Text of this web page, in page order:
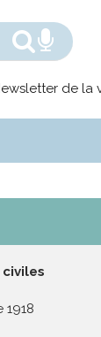
de la
civiles
1918